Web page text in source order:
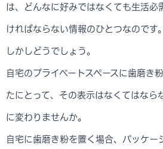
は、どんなに好みではなくても生活必
ければならない情報のひとつなのです。
しかしどうでしょう。
自宅のプライベートスペースに歯磨き
たにとって、その表示はなくてはなら
に変わりませんか。
自宅に歯磨き粉を置く場合、パッケー